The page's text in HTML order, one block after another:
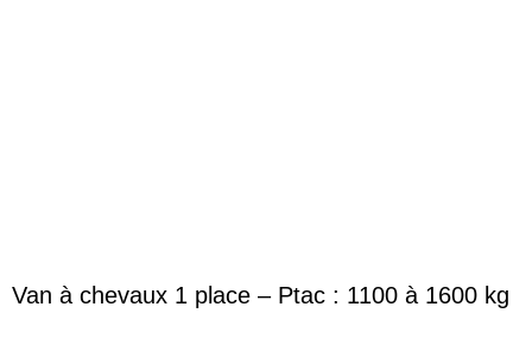
Van à chevaux 1 place – Ptac : 1100 à 1600 kg